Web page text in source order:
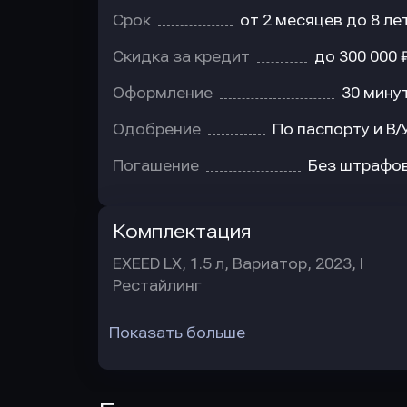
Срок от 2 месяцев до 8
Скидка за кредит до 300 000
Оформление 30
Одобрение По паспорту и В/
Погашение Без
Комплектация
EXEED LX, 1.5 л, Вариатор, 2023, I
Рестайлинг
Показать больше